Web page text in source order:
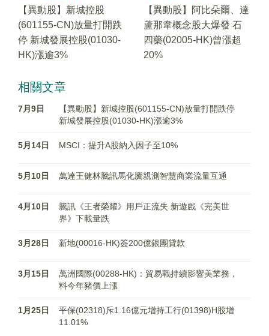
【異動股】新城控股
(601155-CN)放量打開跌
停 新城發展控股(01030-
HK)漲逾3%
【異動股】阿比朵爾、達
蘆那韋概念股大爆發 石
四藥(02005-HK)曾漲超
20%
相關文章
7月9日
【異動股】新城控股(601155-CN)放量打開跌停
新城發展控股(01030-HK)漲逾3%
5月14日 MSCI：提升A股納入因子至10%
5月10日 萬達王健林騰訊馬化騰親測智慧商業流量互通
4月10日
騰訊《王者榮耀》用戶正流失 新遊戲《完美世
界》下載量跌
3月28日 新地(00016-HK)簽200億銀團貸款
3月15日
萬洲國際(00288-HK)：貿易戰持續影響美業務，
料今年豬價上漲
1月25日
平保(02318)斥1.16億元增持工行(01398)H股增
11.01%